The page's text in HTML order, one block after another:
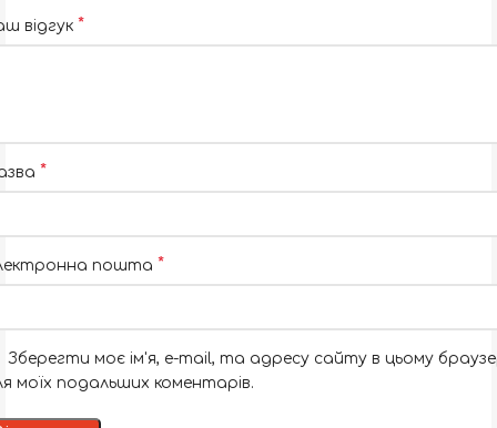
відгук *
*
пошта *
Зберегти моє ім'я, e-mail, та адресу сайту в цьому
моїх подальших коментарів.